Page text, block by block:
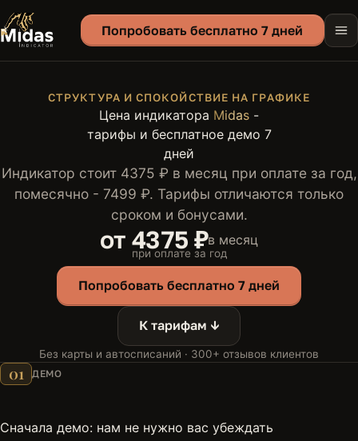
Попробовать бесплатно 7 дней
СТРУКТУРА И СПОКОЙСТВИЕ НА ГРАФИКЕ
Цена индикатора Midas -
тарифы и бесплатное демо 7
дней
Индикатор стоит 4375 ₽ в месяц при оплате за год,
помесячно - 7499 ₽. Тарифы отличаются только
сроком и бонусами.
от 4375 ₽в месяц
при оплате за год
Попробовать бесплатно 7 дней
К тарифам ↓
Без карты и автосписаний · 300+ отзывов клиентов
01 ДЕМО
Сначала демо: нам не нужно вас убеждать